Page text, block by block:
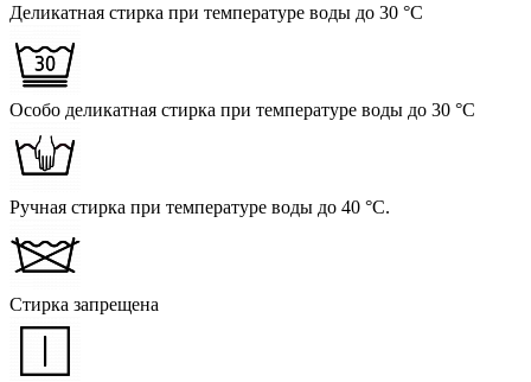
Деликатная стирка при температуре воды до 30 °C
Особо деликатная стирка при температуре воды до 30 °C
Ручная стирка при температуре воды до 40 °C.
Стирка запрещена